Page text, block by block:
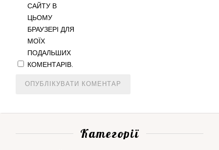
САЙТУ В
ЦЬОМУ
БРАУЗЕРІ ДЛЯ
МОЇХ
ПОДАЛЬШИХ
КОМЕНТАРІВ.
Категорії